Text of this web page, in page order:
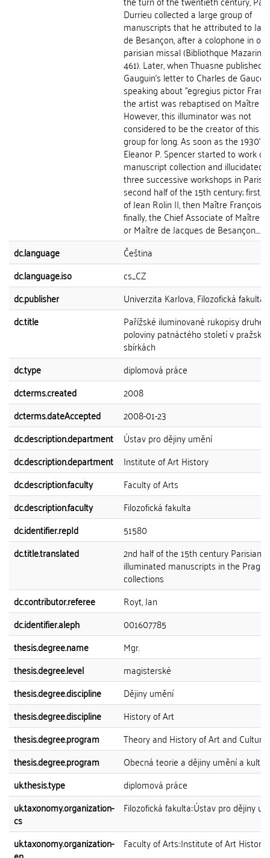
Durrieu collected a large group of
manuscripts that he attributed to
de Besançon, after a colophone in one
parisian missal (Bibliothque Mazarine,
461). Later, when Thuasne published
Gauguin's letter to Charles de
speaking about "egregius pictor
the artist was rebaptised on Maître
However, this illuminator was not
considered to be the creator of this
group for long. As soon as the 1930's,
Eleanor P. Spencer started to work
manuscript collection and illucidated
three successive workshops in Paris
second half of the 15th century; first,
of Jean Rolin II, then Maître François
finally, the Chief Associate of Maître
or Maître de Jacques de Besançon....
dc.language
Čeština
dc.language.iso
cs_CZ
dc.publisher
Univerzita Karlova, Filozofická fakulta
dc.title
Pařížské iluminované rukopisy druhé
poloviny patnáctého století v
sbírkách
dc.type
diplomová práce
dcterms.created
2008
dcterms.dateAccepted
2008-01-23
dc.description.department
Ústav pro dějiny umění
dc.description.department
Institute of Art History
dc.description.faculty
Faculty of Arts
dc.description.faculty
Filozofická fakulta
dc.identifier.repId
51580
dc.title.translated
2nd half of the 15th century Parisian
illuminated manuscripts in the Prague
collections
dc.contributor.referee
Royt, Jan
dc.identifier.aleph
001607785
thesis.degree.name
Mgr.
thesis.degree.level
magisterské
thesis.degree.discipline
Dějiny umění
thesis.degree.discipline
History of Art
thesis.degree.program
Theory and History of Art and Culture
thesis.degree.program
Obecná teorie a dějiny umění a
uk.thesis.type
diplomová práce
uk.taxonomy.organization-
cs
Filozofická fakulta::Ústav pro dějiny
uk.taxonomy.organization- Faculty of Arts::Institute of Art History